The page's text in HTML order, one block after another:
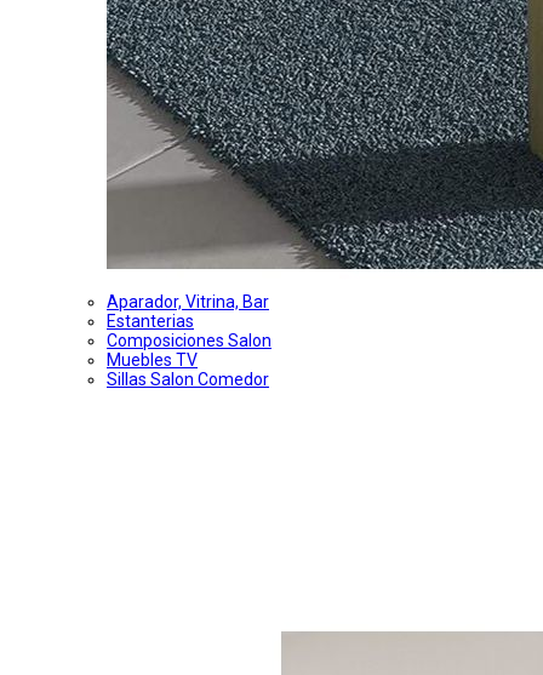
Aparador, Vitrina, Bar
Estanterias
Composiciones Salon
Muebles TV
Sillas Salon Comedor